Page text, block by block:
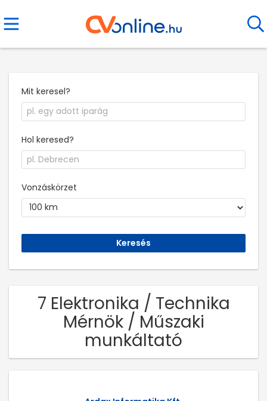
Mit keresel?
Hol keresed?
Vonzáskörzet
7 Elektronika / Technika
Mérnök / Műszaki
munkáltató